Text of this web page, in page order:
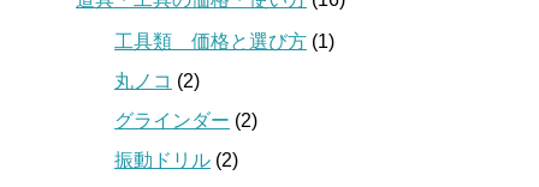
工具類 価格と選び方 (1)
丸ノコ (2)
グラインダー (2)
振動ドリル (2)